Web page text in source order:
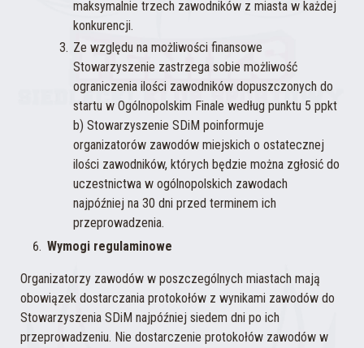
maksymalnie trzech zawodników z miasta w każdej
konkurencji.
Ze względu na możliwości finansowe
Stowarzyszenie zastrzega sobie możliwość
ograniczenia ilości zawodników dopuszczonych do
startu w Ogólnopolskim Finale według punktu 5 ppkt
b) Stowarzyszenie SDiM poinformuje
organizatorów zawodów miejskich o ostatecznej
ilości zawodników, których będzie można zgłosić do
uczestnictwa w ogólnopolskich zawodach
najpóźniej na 30 dni przed terminem ich
przeprowadzenia.
Wymogi regulaminowe
Organizatorzy zawodów w poszczególnych miastach mają
obowiązek dostarczania protokołów z wynikami zawodów do
Stowarzyszenia SDiM najpóźniej siedem dni po ich
przeprowadzeniu. Nie dostarczenie protokołów zawodów w